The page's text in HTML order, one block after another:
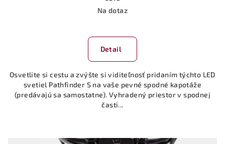
Na dotaz
Detail
Osvetlite si cestu a zvýšte si viditeľnosť pridaním týchto LED
svetiel Pathfinder S na vaše pevné spodné kapotáže
(predávajú sa samostatne). Vyhradený priestor v spodnej
časti...